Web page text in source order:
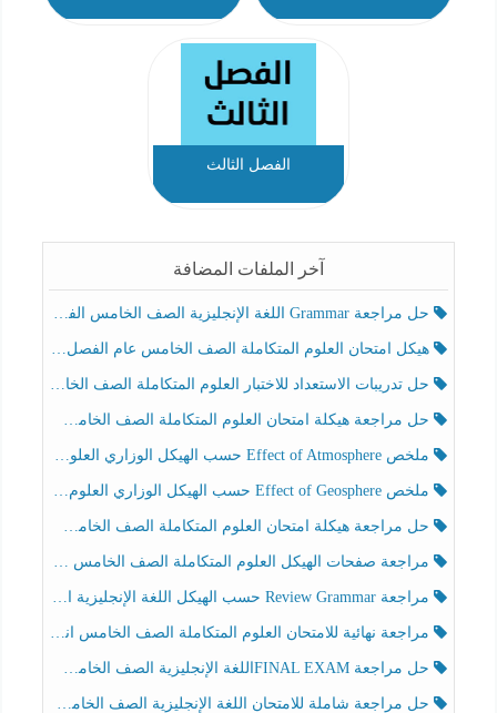
الفصل الثالث
آخر الملفات المضافة
حل مراجعة Grammar اللغة الإنجليزية الصف الخامس الفصل الثالث
هيكل امتحان العلوم المتكاملة الصف الخامس عام الفصل الدراسي الثالث 2025-2026
حل تدريبات الاستعداد للاختبار العلوم المتكاملة الصف الخامس عام الفصل الثالث
حل مراجعة هيكلة امتحان العلوم المتكاملة الصف الخامس انسبير الفصل الثالث
ملخص Effect of Atmosphere حسب الهيكل الوزاري العلوم المتكاملة الصف الخامس انسبير الفصل الثالث
ملخص Effect of Geosphere حسب الهيكل الوزاري العلوم المتكاملة الصف الخامس انسبير الفصل الثالث
حل مراجعة هيكلة امتحان العلوم المتكاملة الصف الخامس عام الفصل الثالث
مراجعة صفحات الهيكل العلوم المتكاملة الصف الخامس انسبير الفصل الثالث
مراجعة Review Grammar حسب الهيكل اللغة الإنجليزية الصف الخامس الفصل الثالث
مراجعة نهائية للامتحان العلوم المتكاملة الصف الخامس انسبير الفصل الثالث
حل مراجعة FINAL EXAMاللغة الإنجليزية الصف الخامس الفصل الثالث
حل مراجعة شاملة للامتحان اللغة الإنجليزية الصف الخامس الفصل الثالث